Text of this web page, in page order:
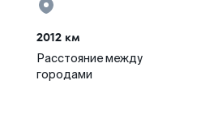
2012 км
Расстояние между
городами